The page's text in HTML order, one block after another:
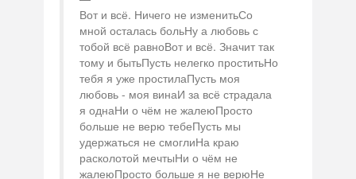
Вот и всё. Ничего не изменитьСо
мной осталась больНу а любовь с
тобой всё равноВот и всё. Значит так
тому и бытьПусть нелегко проститьНо
тебя я уже простилаПусть моя
любовь - моя винаИ за всё страдала
я однаНи о чём не жалеюПросто
больше не верю тебеПусть мы
удержаться не смоглиНа краю
расколотой мечтыНи о чём не
жалеюПросто больше я не верюНе